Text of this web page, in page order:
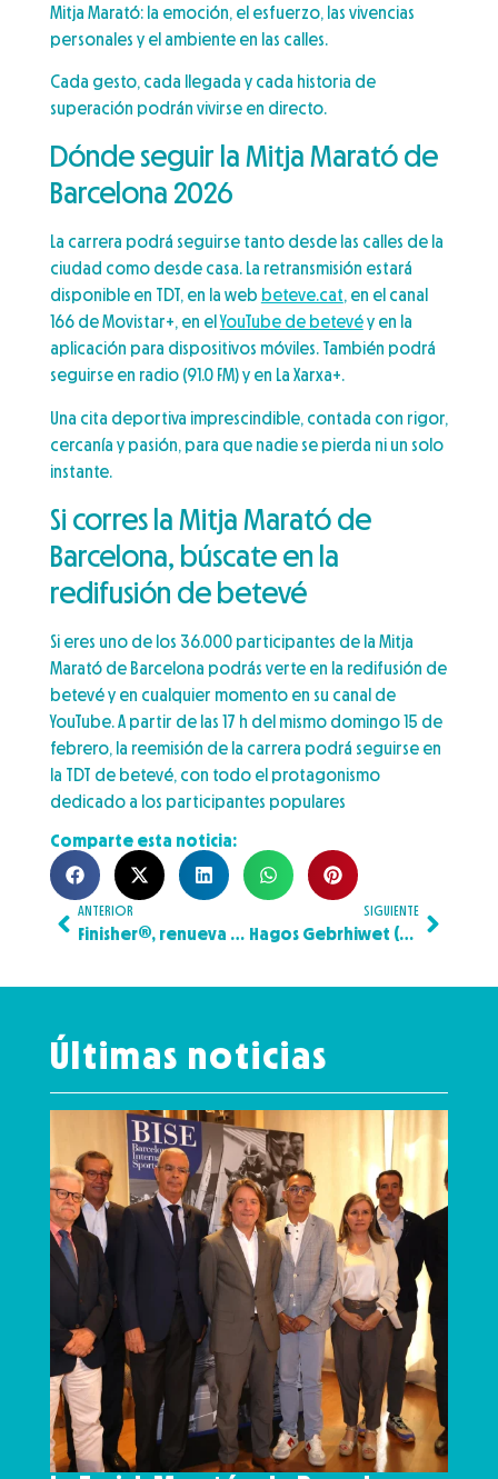
Mitja Marató: la emoción, el esfuerzo, las vivencias
personales y el ambiente en las calles.
Cada gesto, cada llegada y cada historia de
superación podrán vivirse en directo.
Dónde seguir la Mitja Marató de
Barcelona 2026
La carrera podrá seguirse tanto desde las calles de la
ciudad como desde casa. La retransmisión estará
disponible en TDT, en la web beteve.cat, en el canal
166 de Movistar+, en elYouTube de betevéy en la
aplicación para dispositivos móviles. También podrá
seguirse en radio (91.0 FM) y en La Xarxa+.
Una cita deportiva imprescindible, contada con rigor,
cercanía y pasión, para que nadie se pierda ni un solo
instante.
Si corres la Mitja Marató de
Barcelona, búscate en la
redifusión de betevé
Si eres uno de los 36.000 participantes de la Mitja
Marató de Barcelona podrás verte en la redifusión de
betevé y en cualquier momento en su canal de
YouTube. A partir de las 17 h del mismo domingo 15 de
febrero, la reemisión de la carrera podrá seguirse en
la TDT de betevé, con todo el protagonismo
dedicado a los participantes populares
Comparte esta noticia:
ANTERIOR
Finisher®, renueva como Official Sponsor de nutrición y suplementación deportiva de la Zurich Marató Barcelona y la Hyundai Mitja Marató Barcelona by Brooks hasta el año 2028
SIGUIENTE
Hagos Gebrhiwet (58:05) y Loice Chemnung (1:04:00) ganan una edición marcada por el récord de participación
Últimas noticias